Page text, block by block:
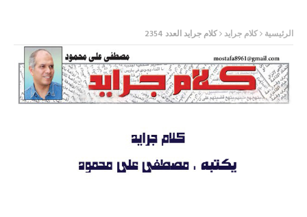
الرئيسية كلام جرايد كلام جرايد العدد 2354